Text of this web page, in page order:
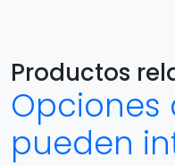
Productos
Opciones
pueden